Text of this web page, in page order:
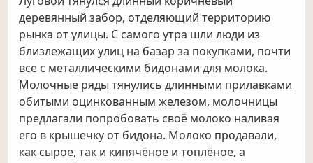
деревянный забор, отделяющий территорию
рынка от улицы. С самого утра шли люди из
близлежащих улиц на базар за покупками, почти
все с металлическими бидонами для молока.
Молочные ряды тянулись длинными прилавками
обитыми оцинкованным железом, молочницы
предлагали попробовать своё молоко наливая
его в крышечку от бидона. Молоко продавали,
как сырое, так и кипячёное и топлёное, а